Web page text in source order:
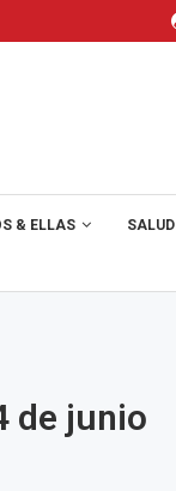
& ELLAS SALUD
de junio